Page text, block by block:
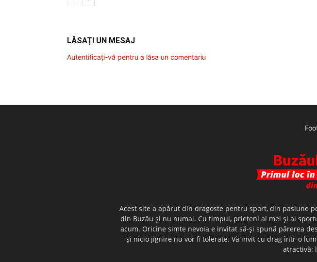
LĂSAȚI UN MESAJ
Autentificați-vă pentru a lăsa un comentariu
Acest site a apărut din dragoste pentru sport, din pasiune
din Buzău şi nu numai. Cu timpul, prieteni ai mei şi ai
acum. Oricine simte nevoia e invitat să-şi spună părerea
şi nicio jignire nu vor fi tolerate. Vă invit cu drag într-o
atractivă: